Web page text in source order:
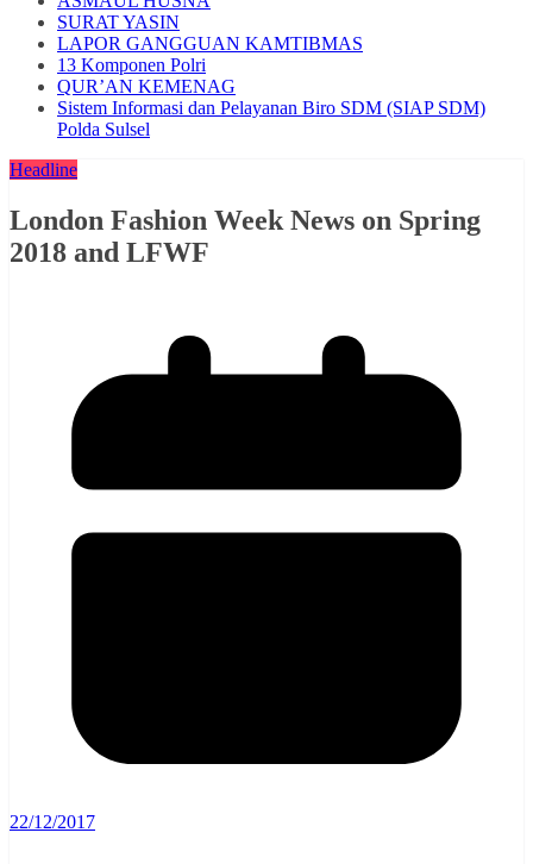
SURAT YASIN
LAPOR GANGGUAN KAMTIBMAS
13 Komponen Polri
QUR’AN KEMENAG
Sistem Informasi dan Pelayanan Biro SDM (SIAP SDM)
Polda Sulsel
Headline
London Fashion Week News on Spring
2018 and LFWF
22/12/2017